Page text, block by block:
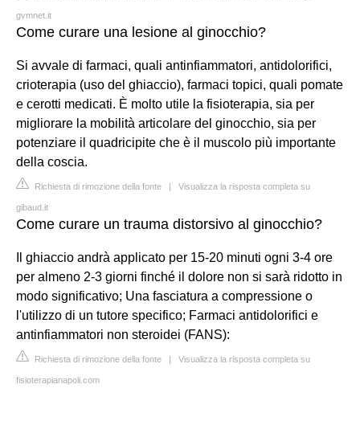
gvmnet.it
Come curare una lesione al ginocchio?
Si avvale di farmaci, quali antinfiammatori, antidolorifici,
crioterapia (uso del ghiaccio), farmaci topici, quali pomate
e cerotti medicati. È molto utile la fisioterapia, sia per
migliorare la mobilità articolare del ginocchio, sia per
potenziare il quadricipite che è il muscolo più importante
della coscia.
Richiesta di rimozione della fonte | Visualizza la risposta completa su
gibaud.it
Come curare un trauma distorsivo al ginocchio?
Il ghiaccio andrà applicato per 15-20 minuti ogni 3-4 ore
per almeno 2-3 giorni finché il dolore non si sarà ridotto in
modo significativo; Una fasciatura a compressione o
l'utilizzo di un tutore specifico; Farmaci antidolorifici e
antinfiammatori non steroidei (FANS):
Richiesta di rimozione della fonte | Visualizza la risposta completa su
fisioterapianapoli.com